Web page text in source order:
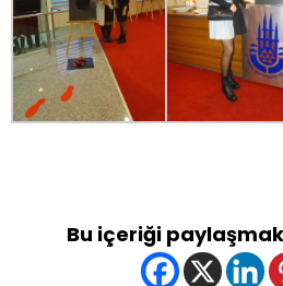
Bu içeriği